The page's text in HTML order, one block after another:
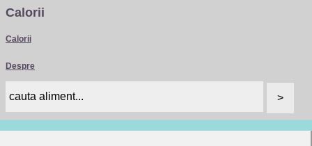
Calorii
Calorii
Despre